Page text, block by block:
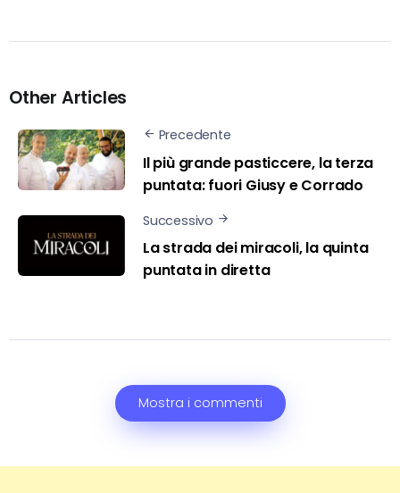
Other Articles
Precedente
Il più grande pasticcere, la terza
puntata: fuori Giusy e Corrado
Successivo
La strada dei miracoli, la quinta
puntata in diretta
Mostra i commenti